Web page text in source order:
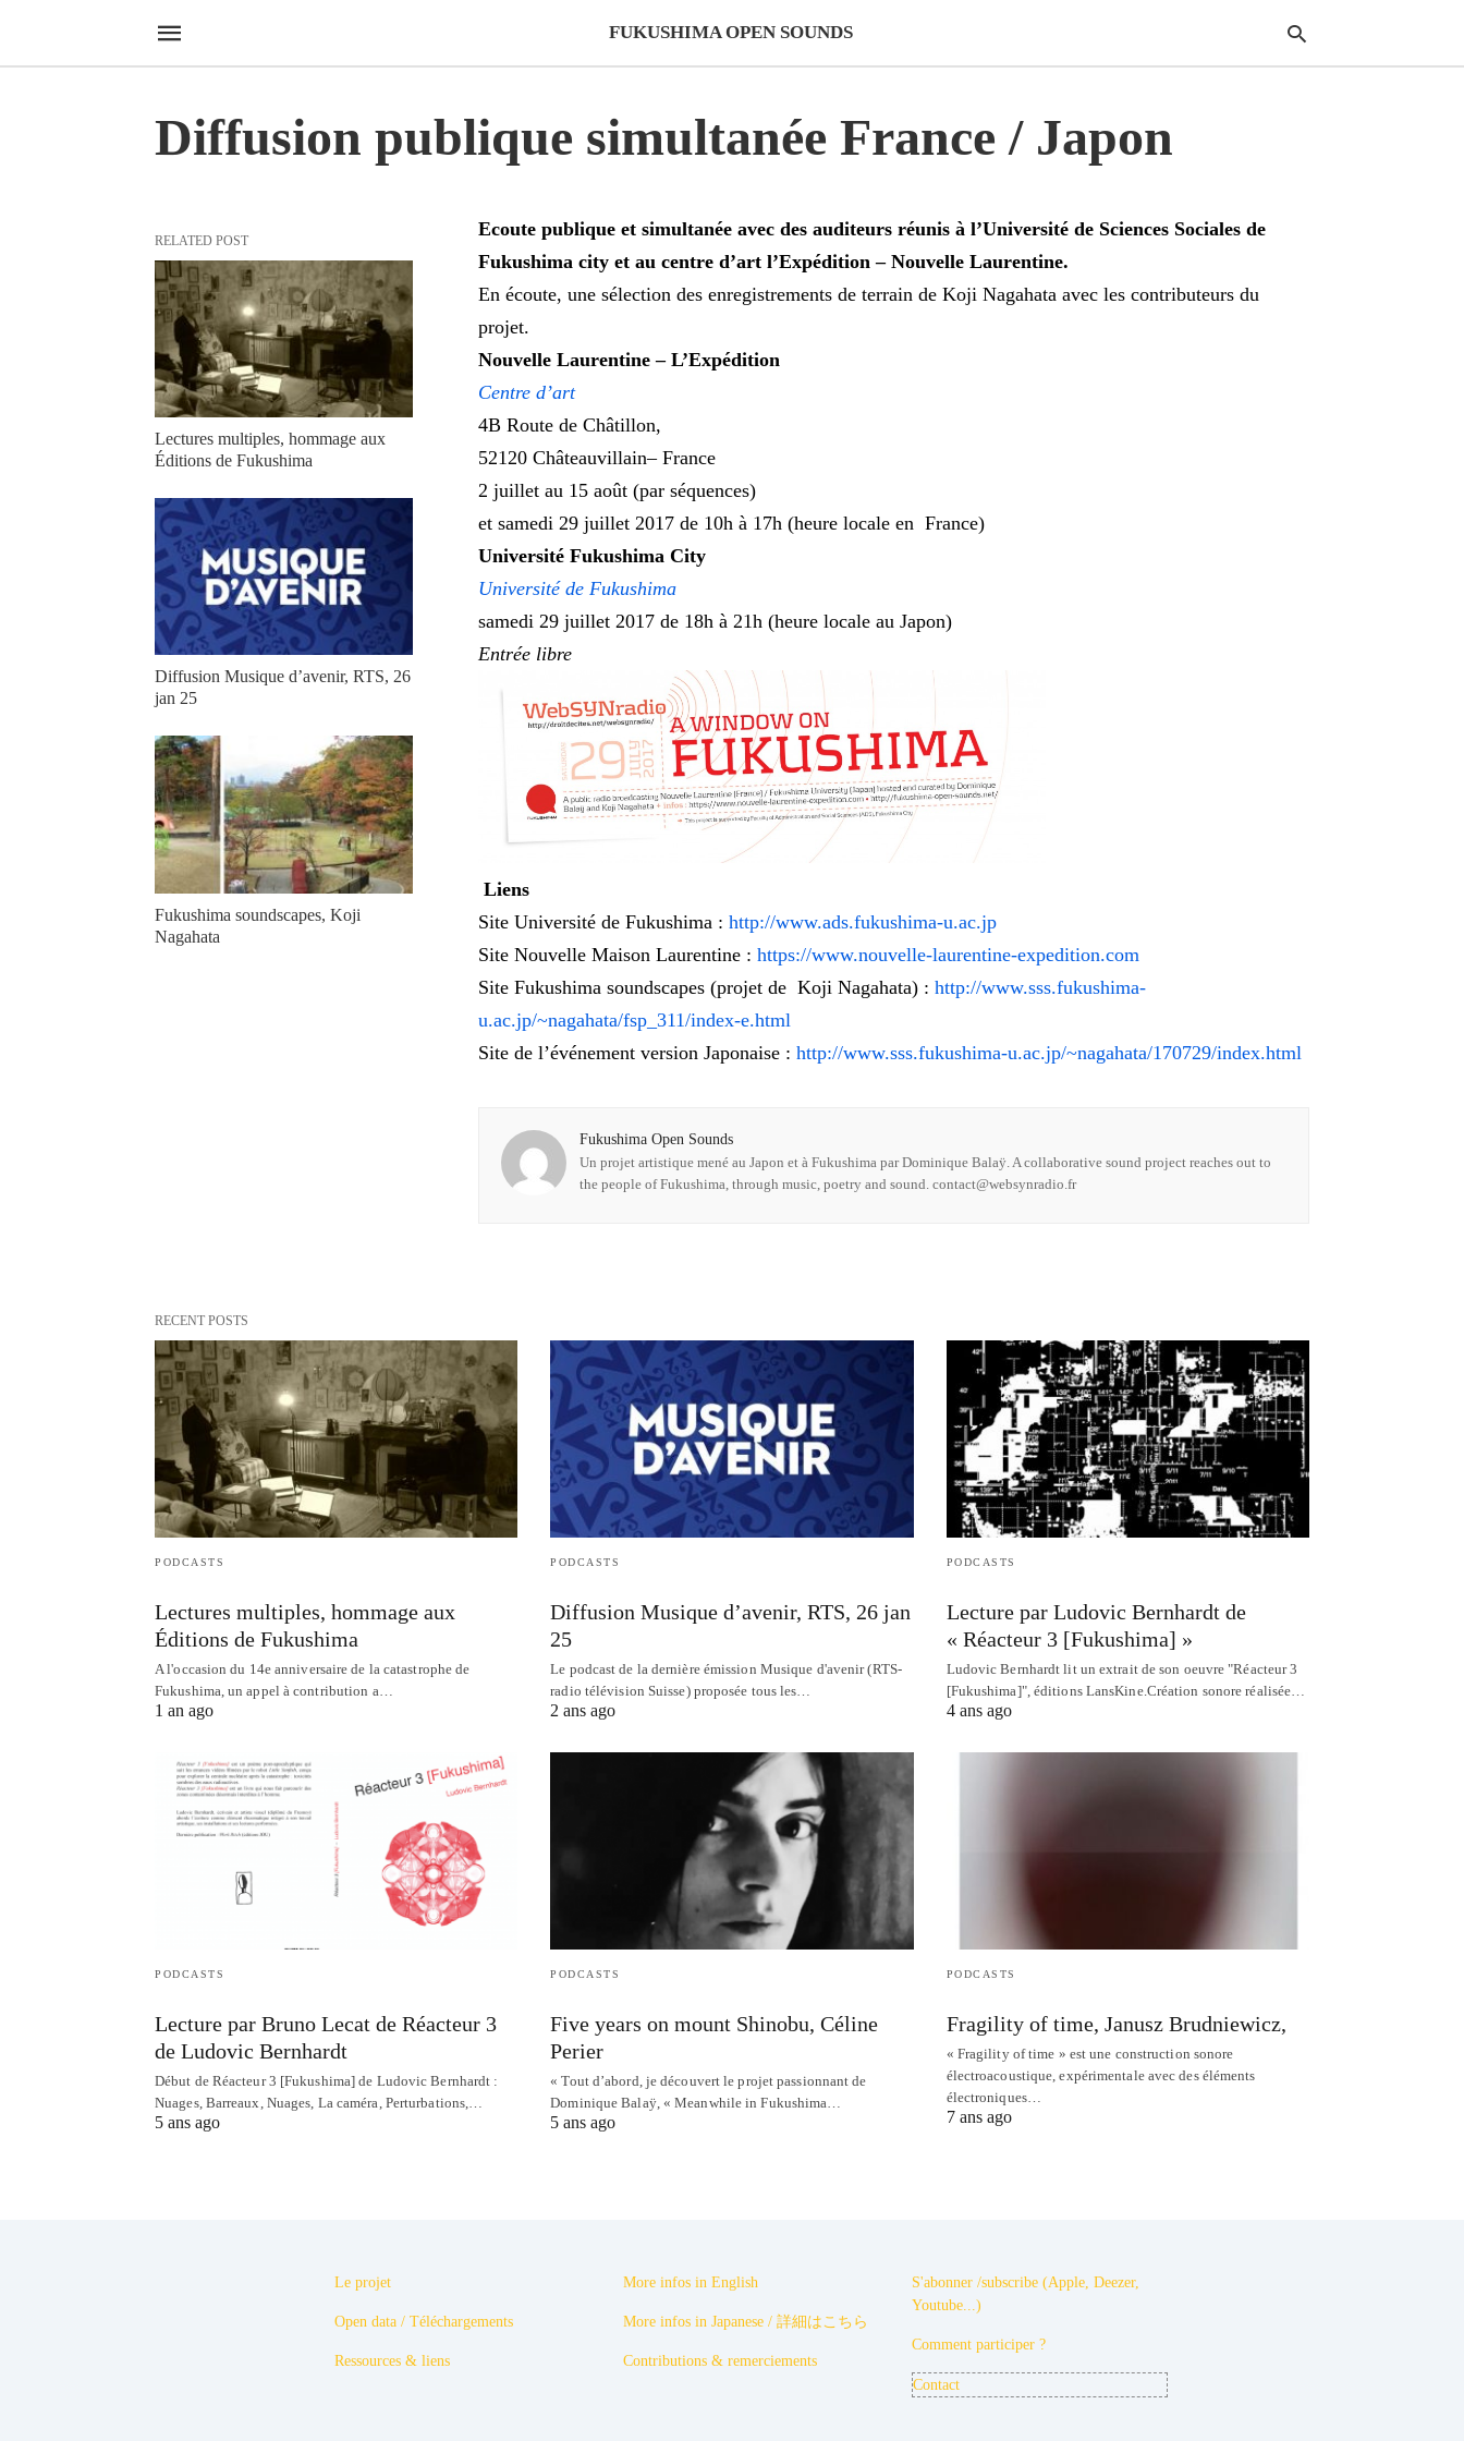
FUKUSHIMA OPEN SOUNDS
Diffusion publique simultanée France / Japon
Ecoute publique et simultanée avec des auditeurs réunis à l’Université de Sciences Sociales de
Fukushima city et au centre d’art l’Expédition – Nouvelle Laurentine.
En écoute, une sélection des enregistrements de terrain de Koji Nagahata avec les contributeurs du
projet.
Nouvelle Laurentine – L’Expédition
Centre d’art
4B Route de Châtillon,
52120 Châteauvillain– France
2 juillet au 15 août (par séquences)
et samedi 29 juillet 2017 de 10h à 17h (heure locale en France)
Université Fukushima City
Université de Fukushima
samedi 29 juillet 2017 de 18h à 21h (heure locale au Japon)
Entrée libre
Liens
Site Université de Fukushima : http://www.ads.fukushima-u.ac.jp
Site Nouvelle Maison Laurentine : https://www.nouvelle-laurentine-expedition.com
Site Fukushima soundscapes (projet de Koji Nagahata) : http://www.sss.fukushima-
u.ac.jp/~nagahata/fsp_311/index-e.html
Site de l’événement version Japonaise : http://www.sss.fukushima-u.ac.jp/~nagahata/170729/index.html
Fukushima Open Sounds
Un projet artistique mené au Japon et à Fukushima par Dominique Balaÿ. A collaborative sound project reaches out to
the people of Fukushima, through music, poetry and sound. contact@websynradio.fr
RELATED POST
Lectures multiples, hommage aux
Éditions de Fukushima
Diffusion Musique d’avenir, RTS, 26
jan 25
Fukushima soundscapes, Koji
Nagahata
RECENT POSTS
PODCASTS
Lectures multiples, hommage aux
Éditions de Fukushima
A l'occasion du 14e anniversaire de la catastrophe de
Fukushima, un appel à contribution a…
1 an ago
PODCASTS
Diffusion Musique d’avenir, RTS, 26 jan
25
Le podcast de la dernière émission Musique d'avenir (RTS-
radio télévision Suisse) proposée tous les…
2 ans ago
PODCASTS
Lecture par Ludovic Bernhardt de
« Réacteur 3 [Fukushima] »
Ludovic Bernhardt lit un extrait de son oeuvre "Réacteur 3
[Fukushima]", éditions LansKine.Création sonore réalisée…
4 ans ago
PODCASTS
Lecture par Bruno Lecat de Réacteur 3
de Ludovic Bernhardt
Début de Réacteur 3 [Fukushima] de Ludovic Bernhardt :
Nuages, Barreaux, Nuages, La caméra, Perturbations,…
5 ans ago
PODCASTS
Five years on mount Shinobu, Céline
Perier
« Tout d’abord, je découvert le projet passionnant de
Dominique Balaÿ, « Meanwhile in Fukushima…
5 ans ago
PODCASTS
Fragility of time, Janusz Brudniewicz,
« Fragility of time » est une construction sonore
électroacoustique, expérimentale avec des éléments
électroniques…
7 ans ago
Le projet
Open data / Téléchargements
Ressources & liens
More infos in English
More infos in Japanese / 詳細はこちら
Contributions & remerciements
S'abonner /subscribe (Apple, Deezer,
Youtube...)
Comment participer ?
Contact